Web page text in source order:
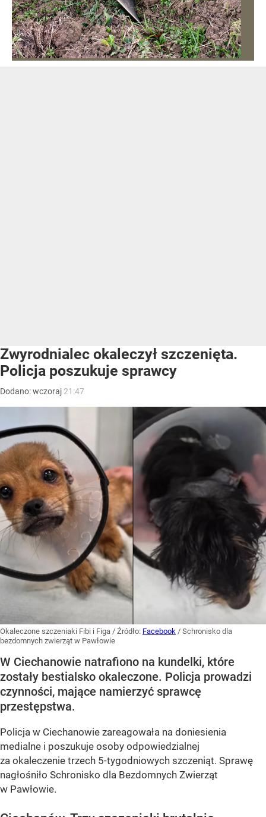
Zwyrodnialec okaleczył szczenięta.
Policja poszukuje sprawcy
Dodano:wczoraj 21:47
Okaleczone szczeniaki Fibi i Figa / Źródło: Facebook / Schronisko dla
bezdomnych zwierząt w Pawłowie
W Ciechanowie natrafiono na kundelki, które
zostały bestialsko okaleczone. Policja prowadzi
czynności, mające namierzyć sprawcę
przestępstwa.
Policja w Ciechanowie zareagowała na doniesienia
medialne i poszukuje osoby odpowiedzialnej
za okaleczenie trzech 5-tygodniowych szczeniąt. Sprawę
nagłośniło Schronisko dla Bezdomnych Zwierząt
w Pawłowie.